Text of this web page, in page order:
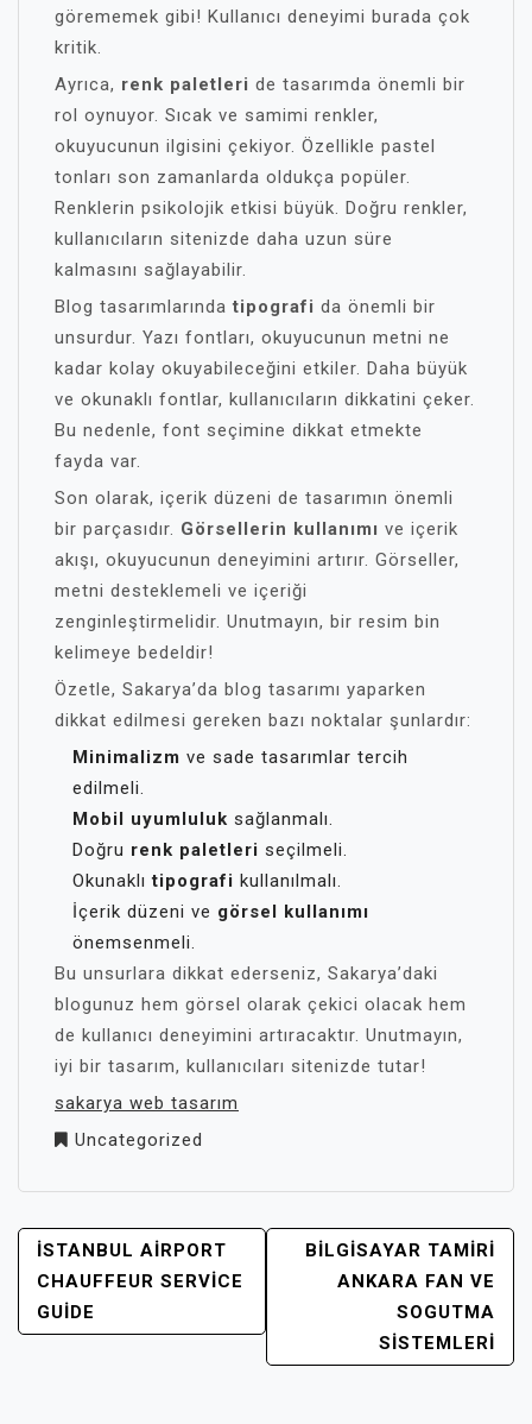
görememek gibi! Kullanıcı deneyimi burada çok
kritik.
Ayrıca, renk paletleri de tasarımda önemli bir
rol oynuyor. Sıcak ve samimi renkler,
okuyucunun ilgisini çekiyor. Özellikle pastel
tonları son zamanlarda oldukça popüler.
Renklerin psikolojik etkisi büyük. Doğru renkler,
kullanıcıların sitenizde daha uzun süre
kalmasını sağlayabilir.
Blog tasarımlarındatipografi da önemli bir
unsurdur. Yazı fontları, okuyucunun metni ne
kadar kolay okuyabileceğini etkiler. Daha büyük
ve okunaklı fontlar, kullanıcıların dikkatini çeker.
Bu nedenle, font seçimine dikkat etmekte
fayda var.
Son olarak, içerik düzeni de tasarımın önemli
bir parçasıdır. Görsellerin kullanımı ve içerik
akışı, okuyucunun deneyimini artırır. Görseller,
metni desteklemeli ve içeriği
zenginleştirmelidir. Unutmayın, bir resim bin
kelimeye bedeldir!
Özetle, Sakarya’da blog tasarımı yaparken
dikkat edilmesi gereken bazı noktalar şunlardır:
Minimalizm ve sade tasarımlar tercih
edilmeli.
Mobil uyumluluk sağlanmalı.
Doğru renk paletleri seçilmeli.
Okunaklıtipografi kullanılmalı.
İçerik düzeni ve görsel kullanımı
önemsenmeli.
Bu unsurlara dikkat ederseniz, Sakarya’daki
blogunuz hem görsel olarak çekici olacak hem
de kullanıcı deneyimini artıracaktır. Unutmayın,
iyi bir tasarım, kullanıcıları sitenizde tutar!
sakarya web tasarım
Uncategorized
YAZI
GEZINMESI
İSTANBUL AIRPORT
CHAUFFEUR SERVICE
GUIDE
BILGISAYAR TAMIRI
ANKARA FAN VE
SOGUTMA
SISTEMLERI